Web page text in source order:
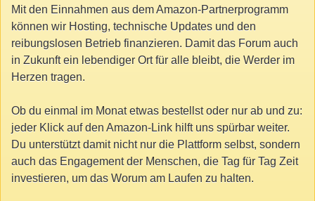
Mit den Einnahmen aus dem Amazon-Partnerprogramm
können wir Hosting, technische Updates und den
reibungslosen Betrieb finanzieren. Damit das Forum auch
in Zukunft ein lebendiger Ort für alle bleibt, die Werder im
Herzen tragen.
Ob du einmal im Monat etwas bestellst oder nur ab und zu:
jeder Klick auf den Amazon-Link hilft uns spürbar weiter.
Du unterstützt damit nicht nur die Plattform selbst, sondern
auch das Engagement der Menschen, die Tag für Tag Zeit
investieren, um das Worum am Laufen zu halten.